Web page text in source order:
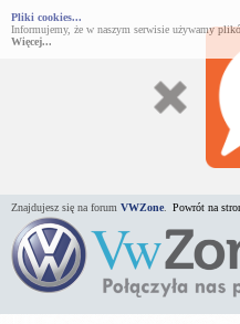
Pliki cookies...
Informujemy, że w naszym serwisie używamy
Więcej...
Znajdujesz się na forum VWZone Powrót na